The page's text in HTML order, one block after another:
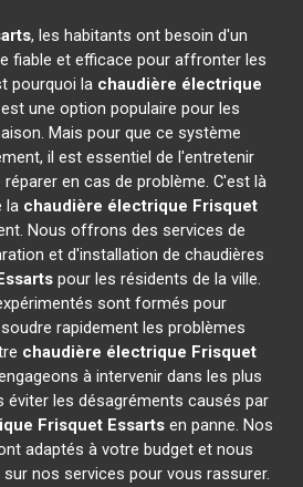
, les habitants ont besoin d'un
fiable et efficace pour affronter les
pourquoi la chaudière électrique
est une option populaire pour les
Mais pour que ce système
il est essentiel de l'entretenir
en cas de problème. C'est là
la chaudière électrique Frisquet
Nous offrons des services de
et d'installation de chaudières
pour les résidents de la ville.
sont formés pour
rapidement les problèmes
chaudière électrique Frisquet
à intervenir dans les plus
éviter les désagréments causés par
Frisquet Essartsen panne. Nos
adaptés à votre budget et nous
nos services pour vous rassurer.